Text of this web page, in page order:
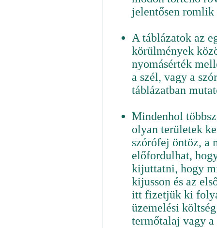
jelentősen romlik
A táblázatok az
körülmények
nyomásérték
a szél, vagy a
táblázatban
Mindenhol
olyan területek
szórófej öntöz, a
előfordulhat,
kijuttatni, hogy
kijusson és az
itt fizetjük ki
üzemelési
termőtalaj vagy